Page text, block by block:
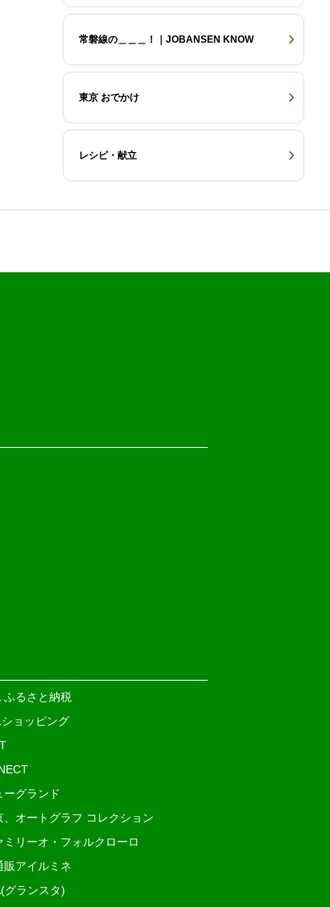
常磐線の＿＿＿！｜JOBANSEN KNOW
東京 おでかけ
レシピ・献立
るさと納税
ョッピング
グランド
オートグラフ コレクション
リーオ・フォルクローロ
アイルミネ
グランスタ)